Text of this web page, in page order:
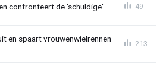
confronteert de 'schuldige' 49
en spaart vrouwenwielrennen
213